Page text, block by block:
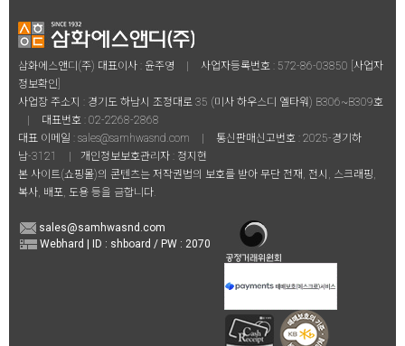
삼화에스앤디(주) 대표이사 : 윤주영 사업자등록번호 : 572-86-03850 [사업자
정보확인]
사업장 주소지 : 경기도 하남시 조정대로 35 (미사 하우스디 엘타워) B306~B309호
대표번호 : 02-2268-2868
대표 이메일 : sales@samhwasnd.com
통신판매신고번호 : 2025-경기하
남-3121
개인정보보호관리자 : 정지현
본 사이트(쇼핑몰)의 콘텐츠는 저작권법의 보호를 받아 무단 전재, 전시, 스크래핑,
복사, 배포, 도용 등을 금합니다.
sales@samhwasnd.com
Webhard | ID : shboard / PW : 2070